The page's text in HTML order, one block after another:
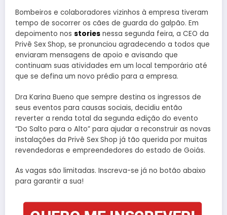
Bombeiros e colaboradores vizinhos à empresa tiveram
tempo de socorrer os cães de guarda do galpão. Em
depoimento nos stories nessa segunda feira, a CEO da
Privê Sex Shop, se pronunciou agradecendo a todos que
enviaram mensagens de apoio e avisando que
continuam suas atividades em um local temporário até
que se defina um novo prédio para a empresa.
Dra Karina Bueno que sempre destina os ingressos de
seus eventos para causas sociais, decidiu então
reverter a renda total da segunda edição do evento
“Do Salto para o Alto” para ajudar a reconstruir as novas
instalações da Privê Sex Shop já tão querida por muitas
revendedoras e empreendedores do estado de Goiás.
As vagas são limitadas. Inscreva-se já no botão abaixo
para garantir a sua!